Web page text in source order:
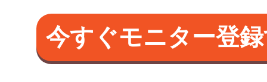
今すぐモニター登